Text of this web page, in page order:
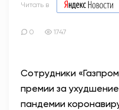
Читать в
0 1747
Сотрудники
премии за
пандемии